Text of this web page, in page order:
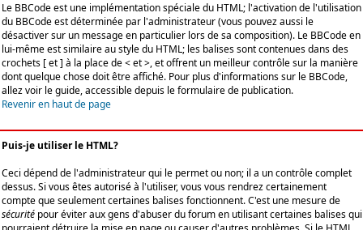
Le BBCode est une implémentation spéciale du HTML; l'activation de l'utilisation
du BBCode est déterminée par l'administrateur (vous pouvez aussi le
désactiver sur un message en particulier lors de sa composition). Le BBCode en
lui-même est similaire au style du HTML; les balises sont contenues dans des
crochets [ et ] à la place de < et >, et offrent un meilleur contrôle sur la manière
dont quelque chose doit être affiché. Pour plus d'informations sur le BBCode,
allez voir le guide, accessible depuis le formulaire de publication.
Revenir en haut de page
Puis-je utiliser le HTML?
Ceci dépend de l'administrateur qui le permet ou non; il a un contrôle complet
dessus. Si vous êtes autorisé à l'utiliser, vous vous rendrez certainement
compte que seulement certaines balises fonctionnent. C'est une mesure de
sécurité pour éviter aux gens d'abuser du forum en utilisant certaines balises qui